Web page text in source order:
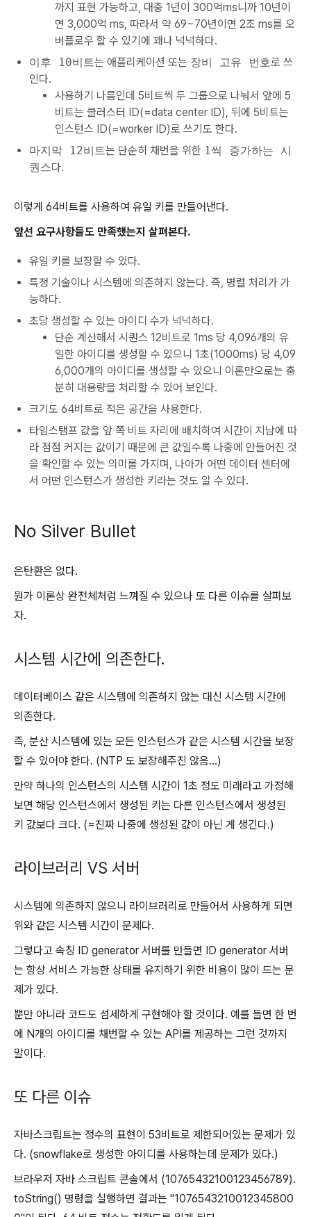
까지 표현 가능하고, 대충 1년이 300억ms니까 10년이
면 3,000억 ms, 따라서 약 69~70년이면 2조 ms를 오
버플로우 할 수 있기에 꽤나 넉넉하다.
이후 10비트는 애플리케이션 또는 장비 고유 번호로 쓰
인다.
사용하기 나름인데 5비트씩 두 그룹으로 나눠서 앞에 5
비트는 클러스터 ID(=data center ID), 뒤에 5비트는
인스턴스 ID(=worker ID)로 쓰기도 한다.
마지막 12비트는 단순히 채번을 위한 1씩 증가하는 시
퀀스다.
이렇게 64비트를 사용하여 유일 키를 만들어낸다.
앞선 요구사항들도 만족했는지 살펴본다.
유일 키를 보장할 수 있다.
특정 기술이나 시스템에 의존하지 않는다. 즉, 병렬 처리가 가
능하다.
초당 생성할 수 있는 아이디 수가 넉넉하다.
단순 계산해서 시퀀스 12비트로 1ms 당 4,096개의 유
일한 아이디를 생성할 수 있으니 1초(1000ms) 당 4,09
6,000개의 아이디를 생성할 수 있으니 이론만으로는 충
분히 대용량을 처리할 수 있어 보인다.
크기도 64비트로 적은 공간을 사용한다.
타임스탬프 값을 앞 쪽 비트 자리에 배치하여 시간이 지남에 따
라 점점 커지는 값이기 때문에 큰 값일수록 나중에 만들어진 것
을 확인할 수 있는 의미를 가지며, 나아가 어떤 데이터 센터에
서 어떤 인스턴스가 생성한 키라는 것도 알 수 있다.
No Silver Bullet
은탄환은 없다.
뭔가 이론상 완전체처럼 느껴질 수 있으나 또 다른 이슈를 살펴보
자.
시스템 시간에 의존한다.
데이터베이스 같은 시스템에 의존하지 않는 대신 시스템 시간에
의존한다.
즉, 분산 시스템에 있는 모든 인스턴스가 같은 시스템 시간을 보장
할 수 있어야 한다. (NTP 도 보장해주진 않음…)
만약 하나의 인스턴스의 시스템 시간이 1초 정도 미래라고 가정해
보면 해당 인스턴스에서 생성된 키는 다른 인스턴스에서 생성된
키 값보다 크다. (=진짜 나중에 생성된 값이 아닌 게 생긴다.)
라이브러리 VS 서버
시스템에 의존하지 않으니 라이브러리로 만들어서 사용하게 되면
위와 같은 시스템 시간이 문제다.
그렇다고 속칭 ID generator 서버를 만들면 ID generator 서버
는 항상 서비스 가능한 상태를 유지하기 위한 비용이 많이 드는 문
제가 있다.
뿐만 아니라 코드도 섬세하게 구현해야 할 것이다. 예를 들면 한 번
에 N개의 아이디를 채번할 수 있는 API를 제공하는 그런 것까지
말이다.
또 다른 이슈
자바스크립트는 정수의 표현이 53비트로 제한되어있는 문제가 있
다. (snowflake로 생성한 아이디를 사용하는데 문제가 있다.)
브라우저 자바 스크립트 콘솔에서 (10765432100123456789).
toString() 명령을 실행하면 결과는 "1076543210012345800